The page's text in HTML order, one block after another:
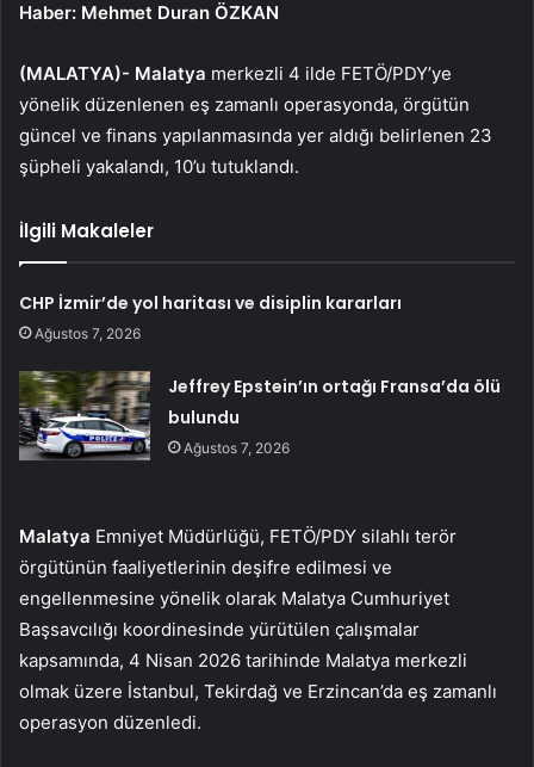
Haber: Mehmet Duran ÖZKAN
(MALATYA)- Malatya merkezli 4 ilde FETÖ/PDY’ye
yönelik düzenlenen eş zamanlı operasyonda, örgütün
güncel ve finans yapılanmasında yer aldığı belirlenen 23
şüpheli yakalandı, 10’u tutuklandı.
İlgili Makaleler
CHP İzmir’de yol haritası ve disiplin kararları
Ağustos 7, 2026
Jeffrey Epstein’ın ortağı Fransa’da ölü
bulundu
Ağustos 7, 2026
Malatya Emniyet Müdürlüğü, FETÖ/PDY silahlı terör
örgütünün faaliyetlerinin deşifre edilmesi ve
engellenmesine yönelik olarak Malatya Cumhuriyet
Başsavcılığı koordinesinde yürütülen çalışmalar
kapsamında, 4 Nisan 2026 tarihinde Malatya merkezli
olmak üzere İstanbul, Tekirdağ ve Erzincan’da eş zamanlı
operasyon düzenledi.